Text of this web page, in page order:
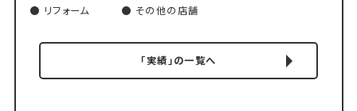
リフォーム その他の店舗
「実績」の一覧へ